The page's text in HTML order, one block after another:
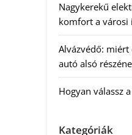
Nagykerekű
komfort a városi
Alvázvédő:
autó alsó
Hogyan válassz
Kategóriák